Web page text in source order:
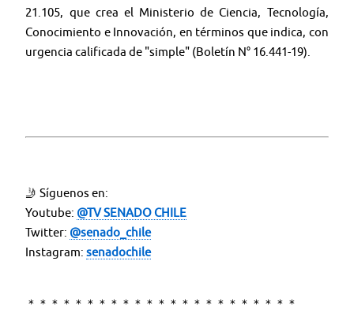
21.105, que crea el Ministerio de Ciencia, Tecnología,
Conocimiento e Innovación, en términos que indica, con
urgencia calificada de "simple" (Boletín N° 16.441-19).
🤳 Síguenos en:
Youtube: @TV SENADO CHILE
Twitter: @senado_chile
Instagram:senadochile
＊＊＊＊＊＊＊＊＊＊＊＊＊＊＊＊＊＊＊＊＊＊＊